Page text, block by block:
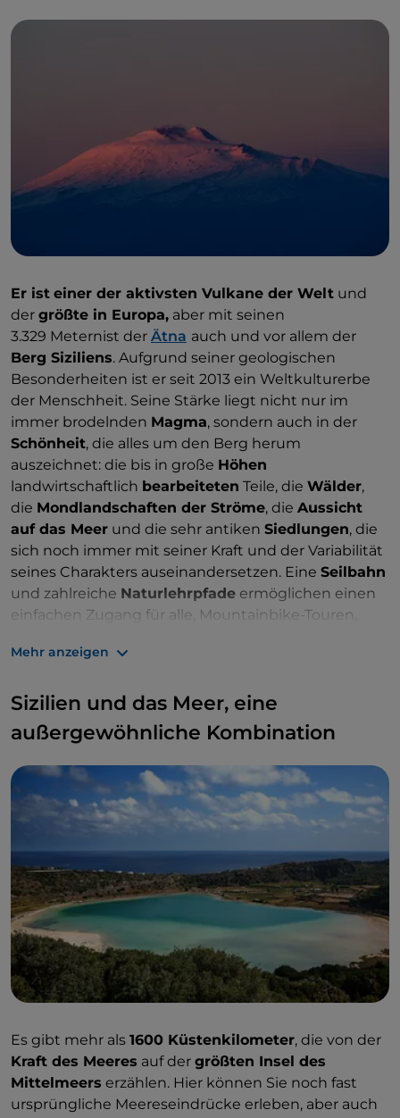
Er ist einer der aktivsten Vulkane der Welt und
der größte in Europa, aber mit seinen
3.329 Meternist der Ätna auch und vor allem der
Berg Siziliens. Aufgrund seiner geologischen
Besonderheiten ist er seit 2013 ein Weltkulturerbe
der Menschheit. Seine Stärke liegt nicht nur im
immer brodelnden Magma, sondern auch in der
Schönheit, die alles um den Berg herum
auszeichnet: die bis in große Höhen
landwirtschaftlich bearbeiteten Teile, die Wälder,
die Mondlandschaften der Ströme, die Aussicht
auf das Meer und die sehr antiken Siedlungen, die
sich noch immer mit seiner Kraft und der Variabilität
seines Charakters auseinandersetzen. Eine Seilbahn
und zahlreiche Naturlehrpfade ermöglichen einen
einfachen Zugang für alle, Mountainbike-Touren,
di Alcantaramachen dieses unglaubliche Erlebnis
nicht, und er bleibt in der Regel eine ganze Weile auf
den Gipfeln liegen, was alle erfreut, die mit einer
spektakulären Aussicht auf das Mittelmeer Ski
fahren möchten.
Mehr anzeigen
Sizilien und das Meer, eine
außergewöhnliche Kombination
Es gibt mehr als 1600 Küstenkilometer, die von der
Kraft des Meeres auf der größten Insel des
Mittelmeers erzählen. Hier können Sie noch fast
ursprüngliche Meereseindrücke erleben, aber auch